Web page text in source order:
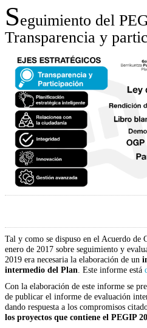
Seguimiento del
Transparencia y
Tal y como se dispuso en el Acuerdo de
enero de 2017 sobre seguimiento y
2019 era necesaria la elaboración de un
intermedio del Plan. Este informe está
Con la elaboración de este informe se
de publicar el informe de evaluación
dando respuesta a los compromisos
los proyectos que contiene el PEGIP